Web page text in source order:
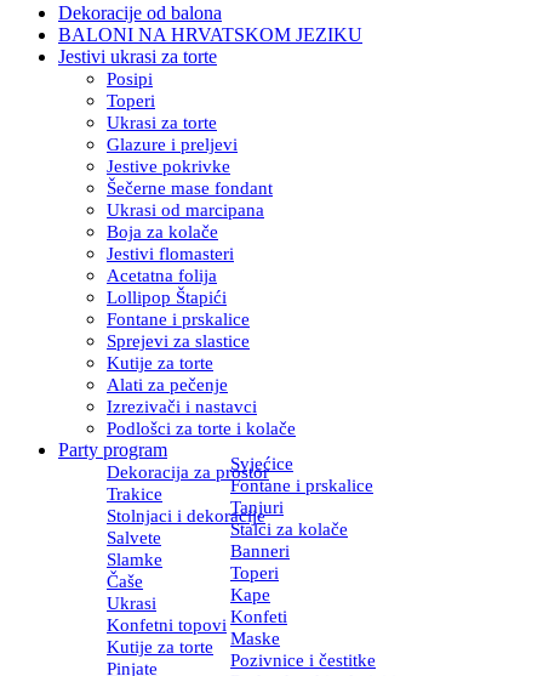
Dekoracije od balona
BALONI NA HRVATSKOM JEZIKU
Jestivi ukrasi za torte
Posipi
Toperi
Ukrasi za torte
Glazure i preljevi
Jestive pokrivke
Šečerne mase fondant
Ukrasi od marcipana
Boja za kolače
Jestivi flomasteri
Acetatna folija
Lollipop Štapići
Fontane i prskalice
Sprejevi za slastice
Kutije za torte
Alati za pečenje
Izrezivači i nastavci
Podlošci za torte i kolače
Party program
Dekoracija za prostor
Svjećice
Trakice
Fontane i prskalice
Stolnjaci i dekoracije
Tanjuri
Salvete
Stalci za kolače
Slamke
Banneri
Čaše
Toperi
Ukrasi
Kape
Konfetni topovi Konfeti
Kutije za torte
Maske
Pinjate
Pozivnice i čestitke